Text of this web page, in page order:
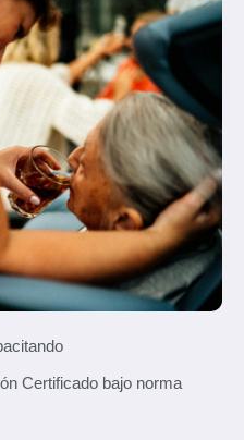
Certificado bajo norma